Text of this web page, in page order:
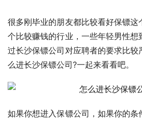
很多刚毕业的朋友都比较看好保镖这
个比较赚钱的行业，一些年轻男性想
过长沙保镖公司对应聘者的要求比较
么进长沙保镖公司?一起来看看吧。
如果你想进入保镖公司，如果你的